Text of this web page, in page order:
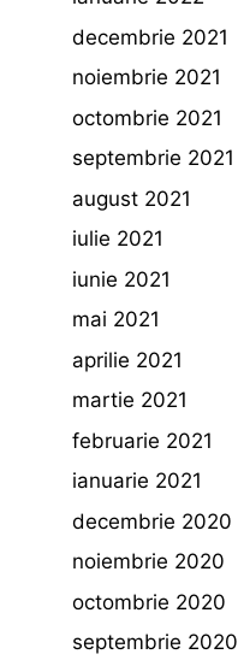
decembrie 2021
noiembrie 2021
octombrie 2021
septembrie 2021
august 2021
iulie 2021
iunie 2021
mai 2021
aprilie 2021
martie 2021
februarie 2021
ianuarie 2021
decembrie 2020
noiembrie 2020
octombrie 2020
septembrie 2020